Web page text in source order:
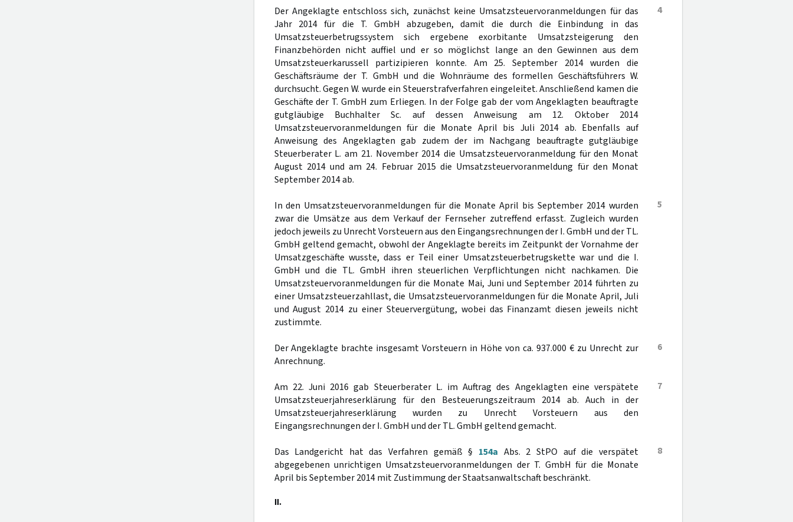
4
Der Angeklagte entschloss sich, zunächst keine Umsatzsteuervoranmeldungen für das
Jahr 2014 für die T. GmbH abzugeben, damit die durch die Einbindung in das
Umsatzsteuerbetrugssystem sich ergebene exorbitante Umsatzsteigerung den
Finanzbehörden nicht auffiel und er so möglichst lange an den Gewinnen aus dem
Umsatzsteuerkarussell partizipieren konnte. Am 25. September 2014 wurden die
Geschäftsräume der T. GmbH und die Wohnräume des formellen Geschäftsführers W.
durchsucht. Gegen W. wurde ein Steuerstrafverfahren eingeleitet. Anschließend kamen die
Geschäfte der T. GmbH zum Erliegen. In der Folge gab der vom Angeklagten beauftragte
gutgläubige Buchhalter Sc. auf dessen Anweisung am 12. Oktober 2014
Umsatzsteuervoranmeldungen für die Monate April bis Juli 2014 ab. Ebenfalls auf
Anweisung des Angeklagten gab zudem der im Nachgang beauftragte gutgläubige
Steuerberater L. am 21. November 2014 die Umsatzsteuervoranmeldung für den Monat
August 2014 und am 24. Februar 2015 die Umsatzsteuervoranmeldung für den Monat
September 2014 ab.
5
In den Umsatzsteuervoranmeldungen für die Monate April bis September 2014 wurden
zwar die Umsätze aus dem Verkauf der Fernseher zutreffend erfasst. Zugleich wurden
jedoch jeweils zu Unrecht Vorsteuern aus den Eingangsrechnungen der I. GmbH und der TL.
GmbH geltend gemacht, obwohl der Angeklagte bereits im Zeitpunkt der Vornahme der
Umsatzgeschäfte wusste, dass er Teil einer Umsatzsteuerbetrugskette war und die I.
GmbH und die TL. GmbH ihren steuerlichen Verpflichtungen nicht nachkamen. Die
Umsatzsteuervoranmeldungen für die Monate Mai, Juni und September 2014 führten zu
einer Umsatzsteuerzahllast, die Umsatzsteuervoranmeldungen für die Monate April, Juli
und August 2014 zu einer Steuervergütung, wobei das Finanzamt diesen jeweils nicht
zustimmte.
6
Der Angeklagte brachte insgesamt Vorsteuern in Höhe von ca. 937.000 € zu Unrecht zur
Anrechnung.
7
Am 22. Juni 2016 gab Steuerberater L. im Auftrag des Angeklagten eine verspätete
Umsatzsteuerjahreserklärung für den Besteuerungszeitraum 2014 ab. Auch in der
Umsatzsteuerjahreserklärung wurden zu Unrecht Vorsteuern aus den
Eingangsrechnungen der I. GmbH und der TL. GmbH geltend gemacht.
8
Das Landgericht hat das Verfahren gemäß § 154a Abs. 2 StPO auf die verspätet
abgegebenen unrichtigen Umsatzsteuervoranmeldungen der T. GmbH für die Monate
April bis September 2014 mit Zustimmung der Staatsanwaltschaft beschränkt.
II.